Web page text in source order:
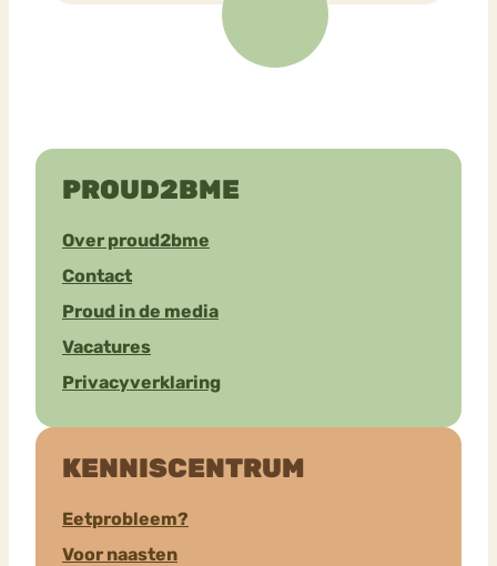
PROUD2BME
Over proud2bme
Contact
Proud in de media
Vacatures
Privacyverklaring
KENNISCENTRUM
Eetprobleem?
Voor naasten